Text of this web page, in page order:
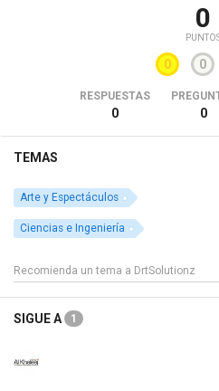
0
0 0
RESPUESTAS
0 0
TEMAS
Arte y Espectáculos
Ciencias e Ingeniería
SIGUE A 1